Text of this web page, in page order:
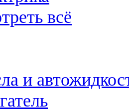
всё
и